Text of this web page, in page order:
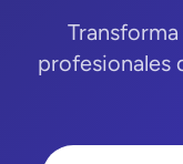
profesionales